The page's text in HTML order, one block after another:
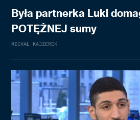
Była partnerka Luki
POTĘŻNEJ sumy
MICHAŁ KAJZEREK